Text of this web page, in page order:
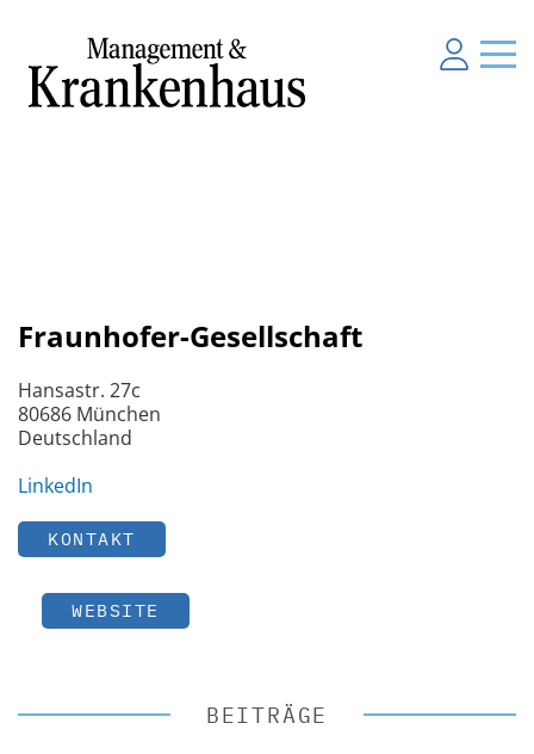
Fraunhofer-Gesellschaft
Hansastr. 27c
80686 München
Deutschland
LinkedIn
KONTAKT
WEBSITE
BEITRÄGE